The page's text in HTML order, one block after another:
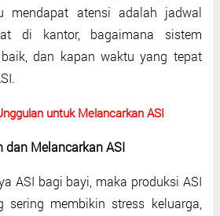
mendapat atensi adalah jadwal
di kantor, bagaimana sistem
dan kapan waktu yang tepat
untuk Melancarkan ASI
Melancarkan ASI
ASI bagi bayi, maka produksi ASI
sering membikin stress keluarga,